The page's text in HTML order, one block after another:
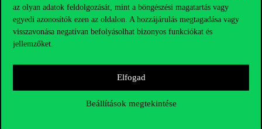
az olyan adatok feldolgozását, mint a böngészési magatartás vagy
egyedi azonosítók ezen az oldalon. A hozzájárulás megtagadása vagy
visszavonása negatívan befolyásolhat bizonyos funkciókat és
jellemzőket.
Elfogad
Beállítások megtekintése
Nyitvatartás
Házirend
Közérdekű adatok
Karrier